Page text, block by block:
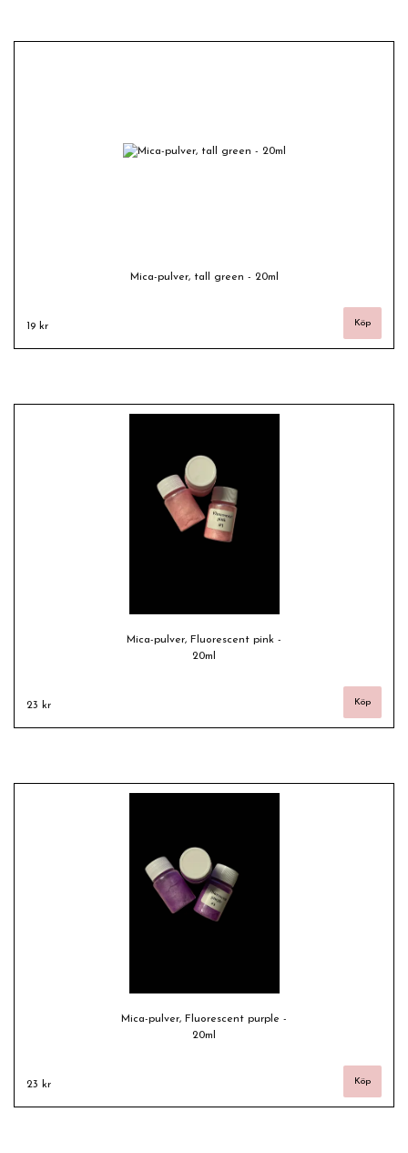
Mica-pulver, tall green - 20ml
19 kr
Mica-pulver, Fluorescent pink -
20ml
23 kr
Mica-pulver, Fluorescent purple -
20ml
23 kr